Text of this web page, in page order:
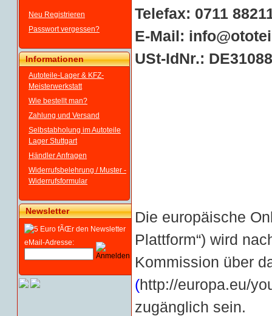
Neu Registrieren
Passwort vergessen?
Informationen
Autoteile-Lager & KFZ-
Meisterwerkstatt
Wie bestellt man?
Zahlung und Versand
Selbstabholung im Autoteile
Lager Stuttgart
Händler Anfragen
Widerrufsbelehrung / Muster -
Widerrufsformular
Newsletter
eMail-Adresse:
Telefax: 0711
E-Mail:
USt-IdNr.:
Die europäische
Plattform“) wird
Kommission über
(http://europa.eu/
zugänglich sein.